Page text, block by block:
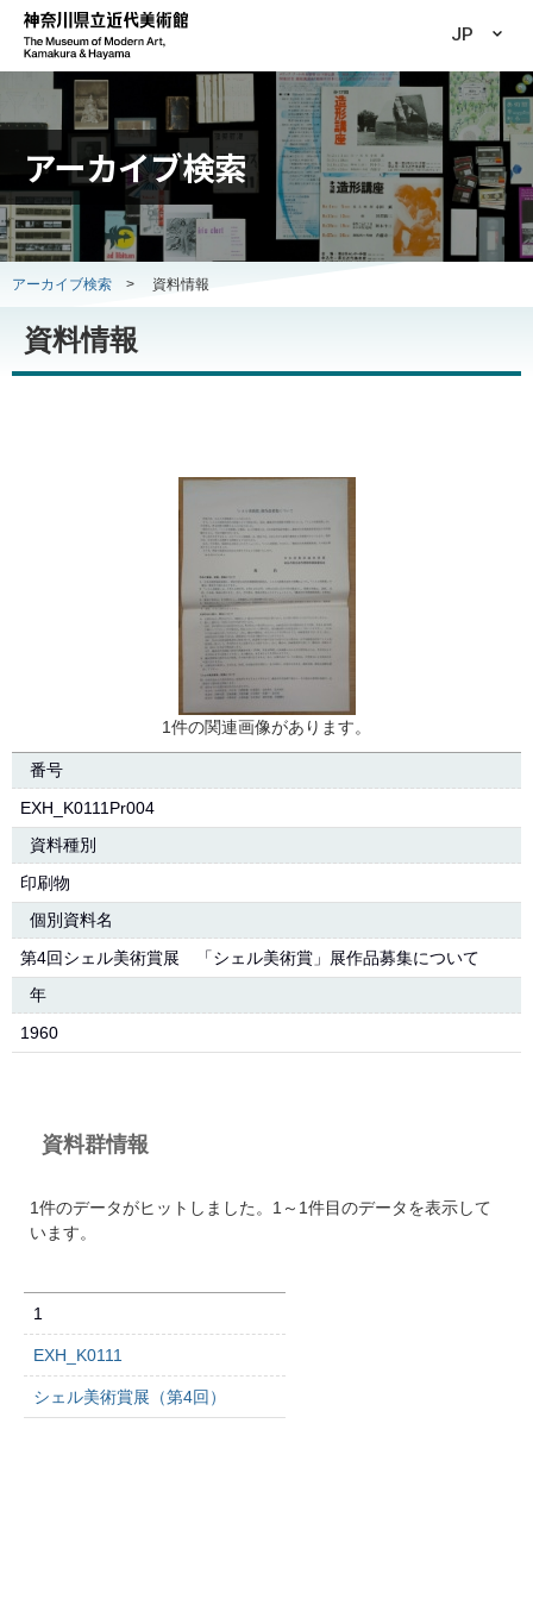
JP
アーカイブ検索
アーカイブ検索 > 資料情報
資料情報
1件の関連画像があります。
番号
EXH_K0111Pr004
資料種別
印刷物
個別資料名
第4回シェル美術賞展 「シェル美術賞」展作品募集について
年
1960
資料群情報
1件のデータがヒットしました。1～1件目のデータを表示して
います。
1
EXH_K0111
シェル美術賞展（第4回）